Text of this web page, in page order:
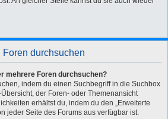
Foren durchsuchen
mehrere Foren durchsuchen?
indem du einen Suchbegriff in die Suchbox
der Foren- oder Themenansicht
erhältst du, indem du den „Erweiterte
jeder Seite des Forums aus verfügbar ist.